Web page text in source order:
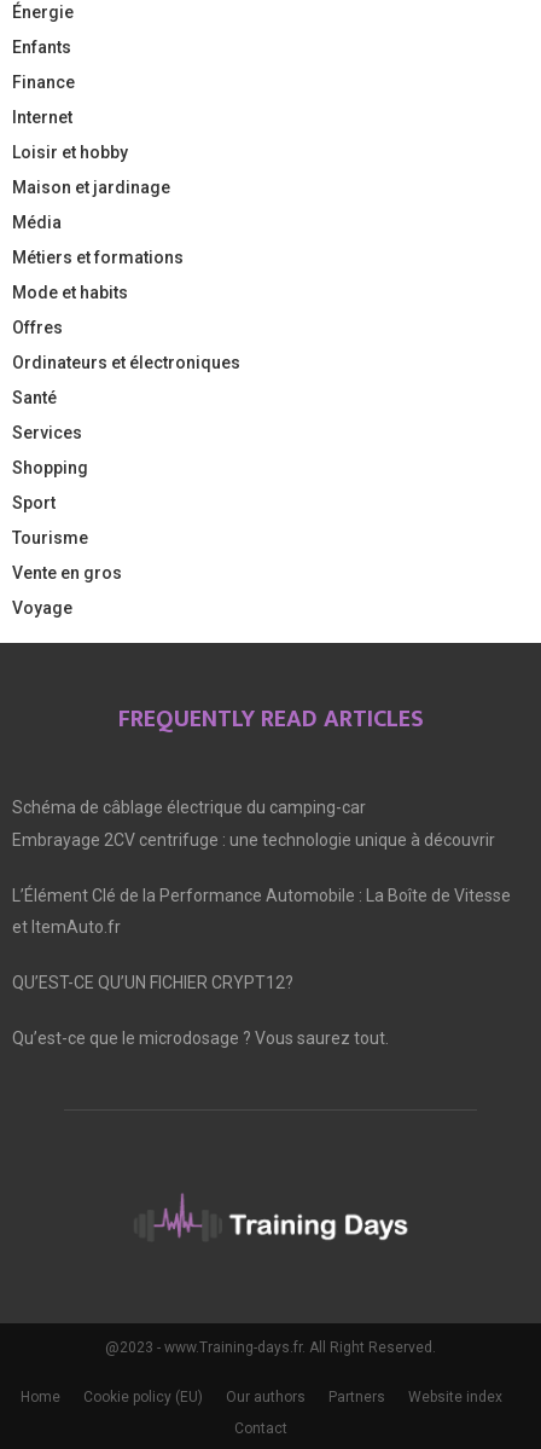
Énergie
Enfants
Finance
Internet
Loisir et hobby
Maison et jardinage
Média
Métiers et formations
Mode et habits
Offres
Ordinateurs et électroniques
Santé
Services
Shopping
Sport
Tourisme
Vente en gros
Voyage
FREQUENTLY READ ARTICLES
Schéma de câblage électrique du camping-car
Embrayage 2CV centrifuge : une technologie unique à découvrir
L’Élément Clé de la Performance Automobile : La Boîte de Vitesse
et ItemAuto.fr
QU’EST-CE QU’UN FICHIER CRYPT12?
Qu’est-ce que le microdosage ? Vous saurez tout.
@2023 - www.Training-days.fr. All Right Reserved.
Home Cookie policy (EU) Our authors Partners
Website index
Contact